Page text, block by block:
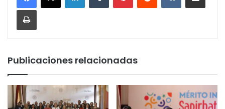
Imprimir
Publicaciones relacionadas